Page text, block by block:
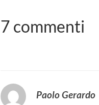
7 commenti
Paolo Gerardo